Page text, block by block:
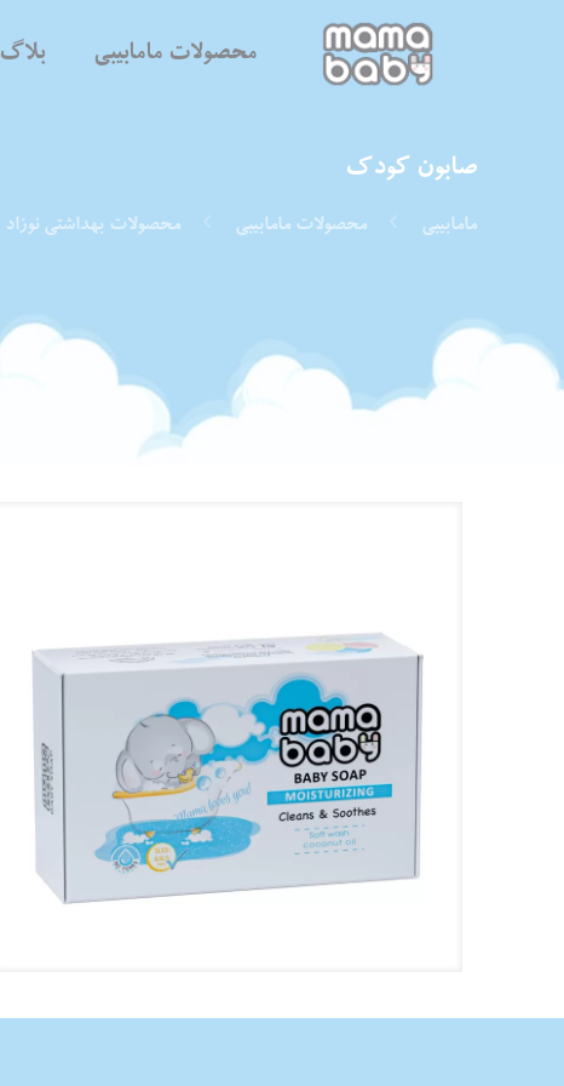
محصولات مامابیبی بلاگ
صابون کودک
مامابیبی محصولات مامابیبی محصولات بهداشتی نوزاد